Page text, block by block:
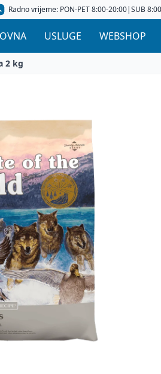
Radno vrijeme: PON-PET 8:00-20:00|SUB
USLUGE WEBSHOP
2 kg